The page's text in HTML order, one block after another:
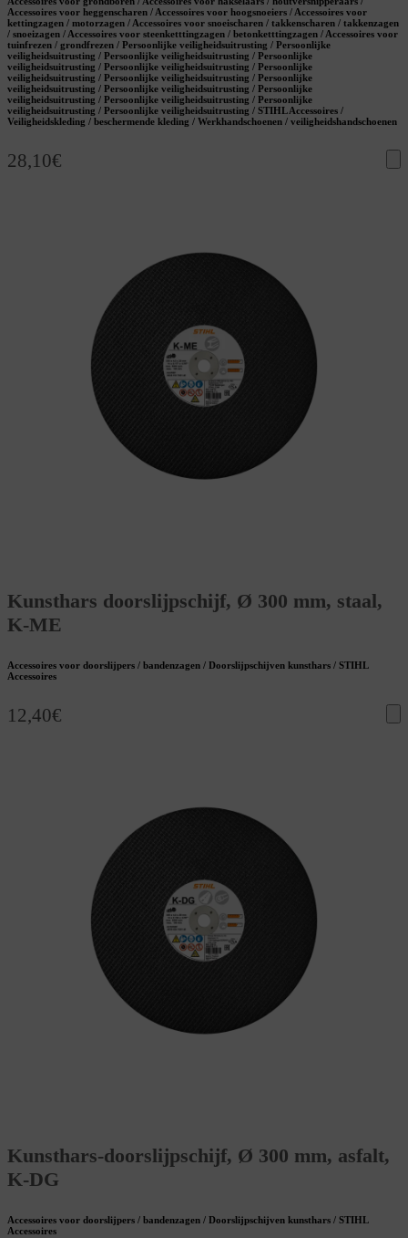
Accessoires voor heggenscharen / Accessoires voor hoogsnoeiers / Accessoires voor
kettingzagen / motorzagen / Accessoires voor snoeischaren / takkenscharen / takkenzagen
/ snoeizagen / Accessoires voor steenketttingzagen / betonketttingzagen / Accessoires voor
tuinfrezen / grondfrezen / Persoonlijke veiligheidsuitrusting / Persoonlijke
veiligheidsuitrusting / Persoonlijke veiligheidsuitrusting / Persoonlijke
veiligheidsuitrusting / Persoonlijke veiligheidsuitrusting / Persoonlijke
veiligheidsuitrusting / Persoonlijke veiligheidsuitrusting / Persoonlijke
veiligheidsuitrusting / Persoonlijke veiligheidsuitrusting / Persoonlijke
veiligheidsuitrusting / Persoonlijke veiligheidsuitrusting / Persoonlijke
veiligheidsuitrusting / Persoonlijke veiligheidsuitrusting / STIHL Accessoires /
Veiligheidskleding / beschermende kleding / Werkhandschoenen / veiligheidshandschoenen
28,10€
Kunsthars doorslijpschijf, Ø 300 mm, staal,
K-ME
Accessoires voor doorslijpers / bandenzagen / Doorslijpschijven kunsthars / STIHL
Accessoires
12,40€
Kunsthars-doorslijpschijf, Ø 300 mm, asfalt,
K-DG
Accessoires voor doorslijpers / bandenzagen / Doorslijpschijven kunsthars / STIHL
Accessoires